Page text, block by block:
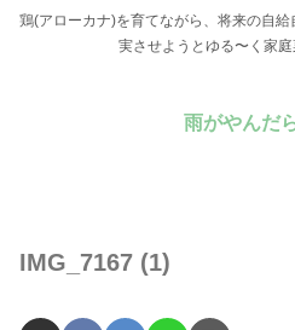
鶏(アローカナ)を育てながら、将来の自
実させようとゆる〜く家
雨がやんだ
IMG_7167 (1)